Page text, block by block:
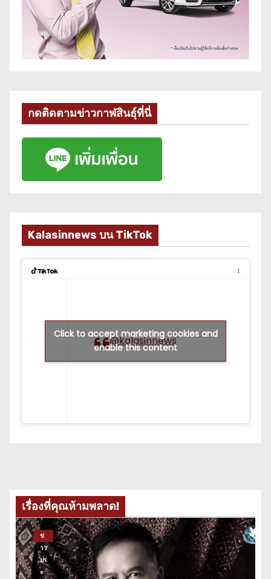
กดติดตามข่าวกาฬสินธุ์ที่นี่
Kalasinnews บน TikTok
@kalasinnews
Click to accept marketing cookies and
enable this content
เรื่องที่คุณห้ามพลาด!
ข่
าว
ปร
ะ